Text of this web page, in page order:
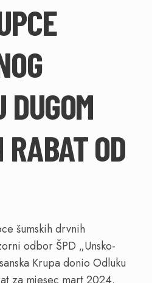
RABAT OD
šumskih drvnih
odbor ŠPD „Unsko-
Krupa donio Odluku